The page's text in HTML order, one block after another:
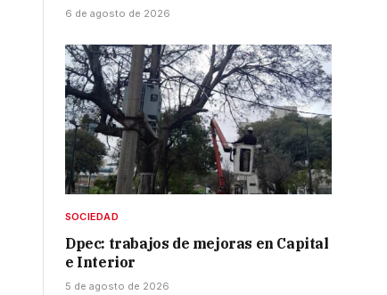
6 de agosto de 2026
SOCIEDAD
Dpec: trabajos de mejoras en Capital
e Interior
5 de agosto de 2026